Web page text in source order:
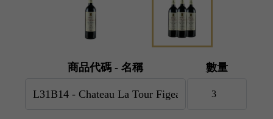
商品代碼 - 名稱 數量